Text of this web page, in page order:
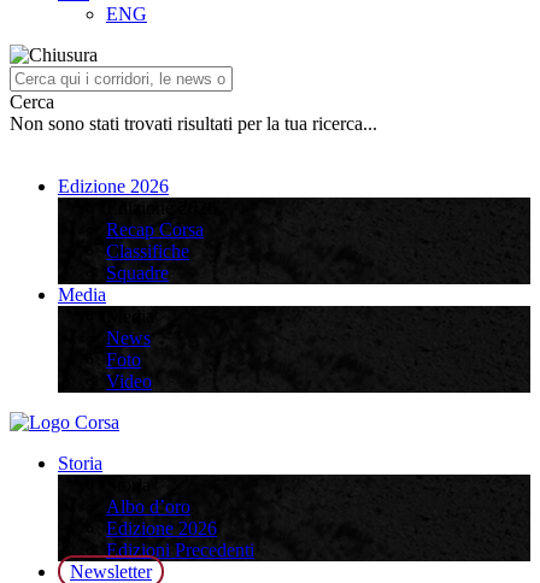
ENG
Cerca
Non sono stati trovati risultati per la tua ricerca...
Edizione 2026
Recap Corsa
Classifiche
Squadre
Media
News
Foto
Video
Storia
Albo d’oro
Edizione 2026
Edizioni Precedenti
Newsletter